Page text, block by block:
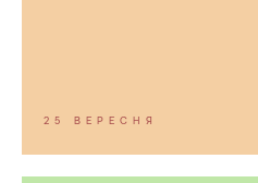
25 ВЕРЕСНЯ